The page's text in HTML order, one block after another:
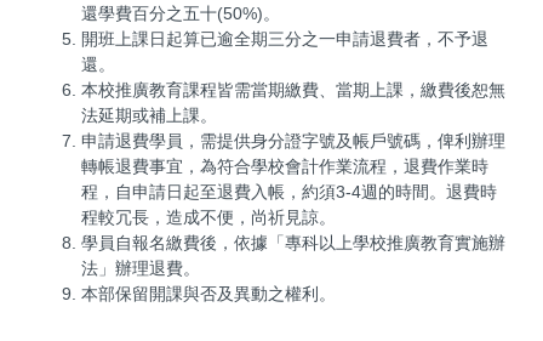
還學費百分之五十(50%)。
開班上課日起算已逾全期三分之一申請退費者，不予退
還。
本校推廣教育課程皆需當期繳費、當期上課，繳費後恕無
法延期或補上課。
申請退費學員，需提供身分證字號及帳戶號碼，俾利辦理
轉帳退費事宜，為符合學校會計作業流程，退費作業時
程，自申請日起至退費入帳，約須3-4週的時間。退費時
程較冗長，造成不便，尚祈見諒。
學員自報名繳費後，依據「專科以上學校推廣教育實施辦
法」辦理退費。
本部保留開課與否及異動之權利。